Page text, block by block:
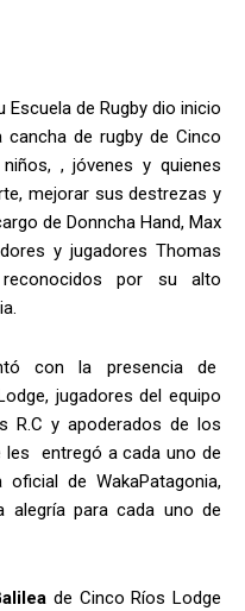
Escuela de Rugby dio inicio
cancha de rugby de Cinco
, jóvenes y quienes
mejorar sus destrezas y
de Donncha Hand, Max
y jugadores Thomas
por su alto
con la presencia de
jugadores del equipo
R.C y apoderados de los
les entregó a cada uno de
de WakaPatagonia,
alegría para cada uno de
de Cinco Ríos Lodge